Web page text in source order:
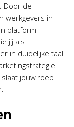
Door de
werkgevers in
platform
jij als
in duidelijke taal
jouw roep